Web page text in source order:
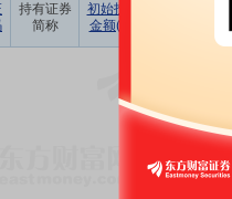
持有证券
简称
初始投资
金额(元)